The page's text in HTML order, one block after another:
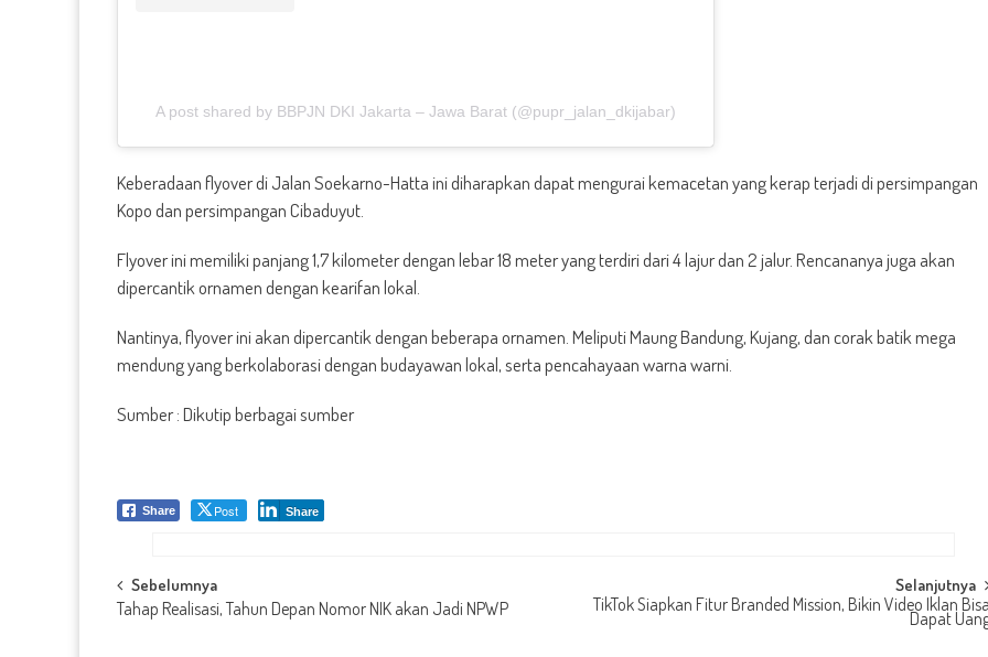
A post shared by BBPJN DKI Jakarta – Jawa Barat (@pupr_jalan_dkijabar)
Keberadaan flyover di Jalan Soekarno-Hatta ini diharapkan dapat mengurai kemacetan yang kerap terjadi di persimpangan
Kopo dan persimpangan Cibaduyut.
Flyover ini memiliki panjang 1,7 kilometer dengan lebar 18 meter yang terdiri dari 4 lajur dan 2 jalur. Rencananya juga akan
dipercantik ornamen dengan kearifan lokal.
Nantinya, flyover ini akan dipercantik dengan beberapa ornamen. Meliputi Maung Bandung, Kujang, dan corak batik mega
mendung yang berkolaborasi dengan budayawan lokal, serta pencahayaan warna warni.
Sumber : Dikutip berbagai sumber
Share Post Share
Post
navigation
Sebelumnya
Tahap Realisasi, Tahun Depan Nomor NIK akan Jadi NPWP
Selanjutnya
TikTok Siapkan Fitur Branded Mission, Bikin Video Iklan
Dapat